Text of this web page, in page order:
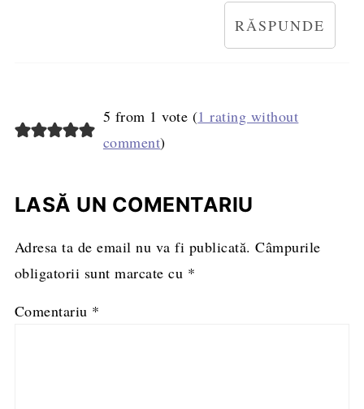
RĂSPUNDE
5 from 1 vote (1 rating without
comment)
LASĂ UN COMENTARIU
Adresa ta de email nu va fi publicată. Câmpurile
obligatorii sunt marcate cu *
Comentariu *